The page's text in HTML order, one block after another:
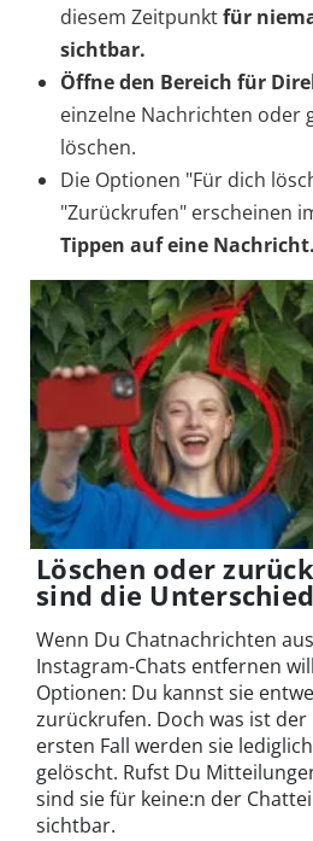
diesem Zeitpunktfür
sichtbar.
Öffne den Bereich für
einzelne Nachrichten oder
löschen.
Die Optionen "Für dich
"Zurückrufen" erscheinen
Tippen auf eine Nachricht.
Löschen oder
sind die
Wenn Du Chatnachrichten
Instagram-Chats entfernen
Optionen: Du kannst sie
zurückrufen. Doch was ist der
ersten Fall werden sie
gelöscht. Rufst Du
sind sie für keine:n der
sichtbar.